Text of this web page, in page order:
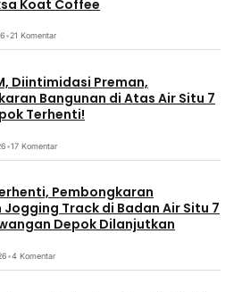
Koat Coffee
•21 Komentar
Diintimidasi Preman,
Bangunan di Atas Air Situ 7
Terhenti!
•17 Komentar
Pembongkaran
Jogging Track di Badan Air Situ 7
Depok Dilanjutkan
•4 Komentar